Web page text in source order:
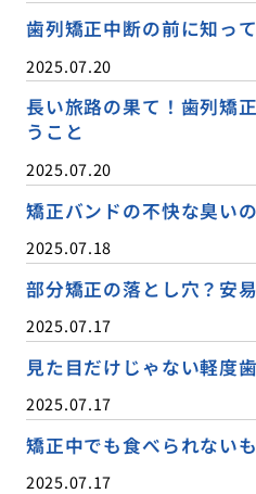
歯列矯正中断の前に知っ
2025.07.20
長い旅路の果て！歯列矯
うこと
2025.07.20
矯正バンドの不快な臭い
2025.07.18
部分矯正の落とし穴？安
2025.07.17
見た目だけじゃない軽度
2025.07.17
矯正中でも食べられない
2025.07.17